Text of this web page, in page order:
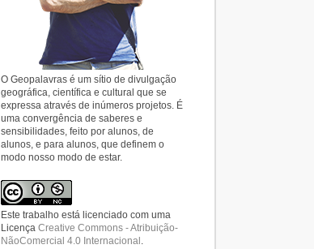
O Geopalavras é um sítio de divulgação
geográfica, científica e cultural que se
expressa através de inúmeros projetos. É
uma convergência de saberes e
sensibilidades, feito por alunos, de
alunos, e para alunos, que definem o
modo nosso modo de estar.
Este trabalho está licenciado com uma
Licença Creative Commons - Atribuição-
NãoComercial 4.0 Internacional .